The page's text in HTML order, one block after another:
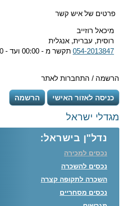
פרטים של איש קשר
מיכאל רוזייב
רוסית, עברית, אנגלית
054-2013847 תקשר מ - 00:00 ועד - 00:00
הרשמה / התחברות לאתר
כניסה לאזור האישי הרשמה
מגדלי ישראל
נדל"ן בישראל:
נכסים למכירה
נכסים להשכרה
השכרה לתקופה קצרה
נכסים מסחריים